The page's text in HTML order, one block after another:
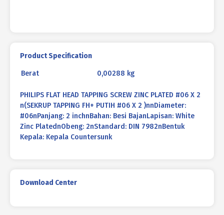
Product Specification
Berat 0,00288 kg
PHILIPS FLAT HEAD TAPPING SCREW ZINC PLATED #06 X 2
n(SEKRUP TAPPING FH+ PUTIH #06 X 2 )nnDiameter:
#06nPanjang: 2 inchnBahan: Besi BajanLapisan: White
Zinc PlatednObeng: 2nStandard: DIN 7982nBentuk
Kepala: Kepala Countersunk
Download Center